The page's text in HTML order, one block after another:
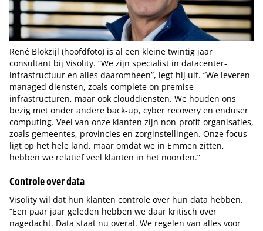
René Blokzijl (hoofdfoto) is al een kleine twintig jaar
consultant bij Visolity. “We zijn specialist in datacenter-
infrastructuur en alles daaromheen”, legt hij uit. “We leveren
managed diensten, zoals complete on premise-
infrastructuren, maar ook clouddiensten. We houden ons
bezig met onder andere back-up, cyber recovery en enduser
computing. Veel van onze klanten zijn non-profit-organisaties,
zoals gemeentes, provincies en zorginstellingen. Onze focus
ligt op het hele land, maar omdat we in Emmen zitten,
hebben we relatief veel klanten in het noorden.”
Controle over data
Visolity wil dat hun klanten controle over hun data hebben.
“Een paar jaar geleden hebben we daar kritisch over
nagedacht. Data staat nu overal. We regelen van alles voor